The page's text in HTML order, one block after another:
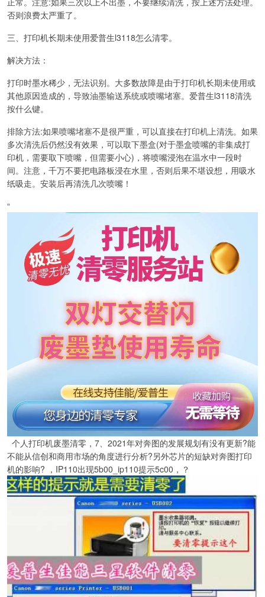
否则浪费太严重了。
三、打印机长期未使用爱普生l3118怎么清零。
解决方法：
打印时墨水稀少，无法识别。大多数故障是由于打印机长期未使用或
其他原因造成的，导致油墨输送系统或喷嘴堵塞。爱普生l3118清洗
按什么键。
排除方法:如果喷嘴堵塞不是很严重，可以直接在打印机上清洗。如果
多次清洗后仍然没有效果，可以取下墨盒(对于墨盒喷嘴的非集成打
印机，需要取下喷嘴，但需要小心)，将喷嘴浸泡在温水中一段时
间。注意，千万不要把电路板浸在水里，否则后果不堪设想，用吸水
纸吸走。安装后再清洗几次喷嘴！
“
个人打印机废墨清零，7、2021年对奔图的发展规划有没有更新?能
不能从信创和商用市场的角度进行分析?另外芯片的短缺对奔图打印
机的影响? ，IP110出现5b00_ip110提示5c00，？